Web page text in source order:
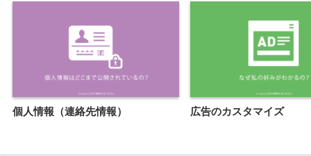
個人情報（連絡先情報） 広告のカスタマイズ